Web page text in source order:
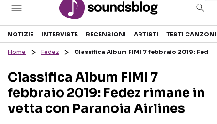
Sezioni
RECENSIONI MUSICALI
INTERVISTE
GOSSIP E CURIOSITÀ
TESTI CANZONI
TOUR ED EVENTI
TALENT SHOW
NOTIZIE INTERVISTE RECENSIONI ARTISTI TESTI CANZONI
Home Fedez Classifica Album FIMI 7 febbraio 2019:
Classifica Album FIMI 7
febbraio 2019: Fedez rimane in
vetta con Paranoia Airlines